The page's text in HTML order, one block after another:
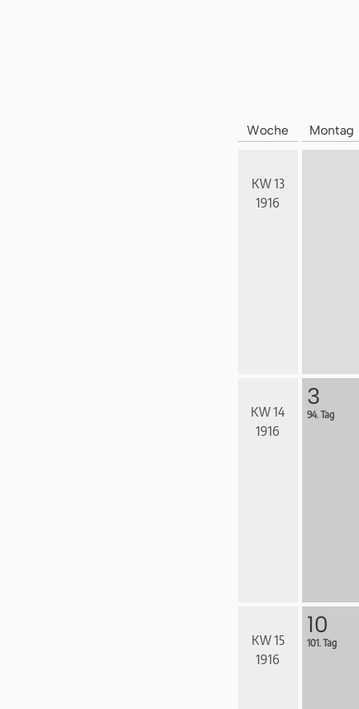
Woche Montag
KW 13
1916
KW 14
1916
3
94. Tag
KW 15
1916
10
101. Tag